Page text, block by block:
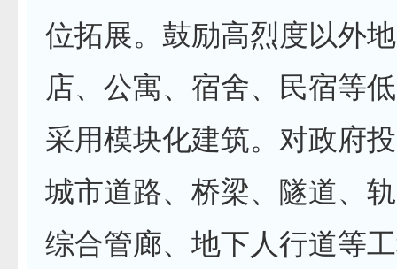
位拓展。鼓励高烈度以外
店、公寓、宿舍、民宿等
采用模块化建筑。对政府
城市道路、桥梁、隧道、
综合管廊、地下人行道等